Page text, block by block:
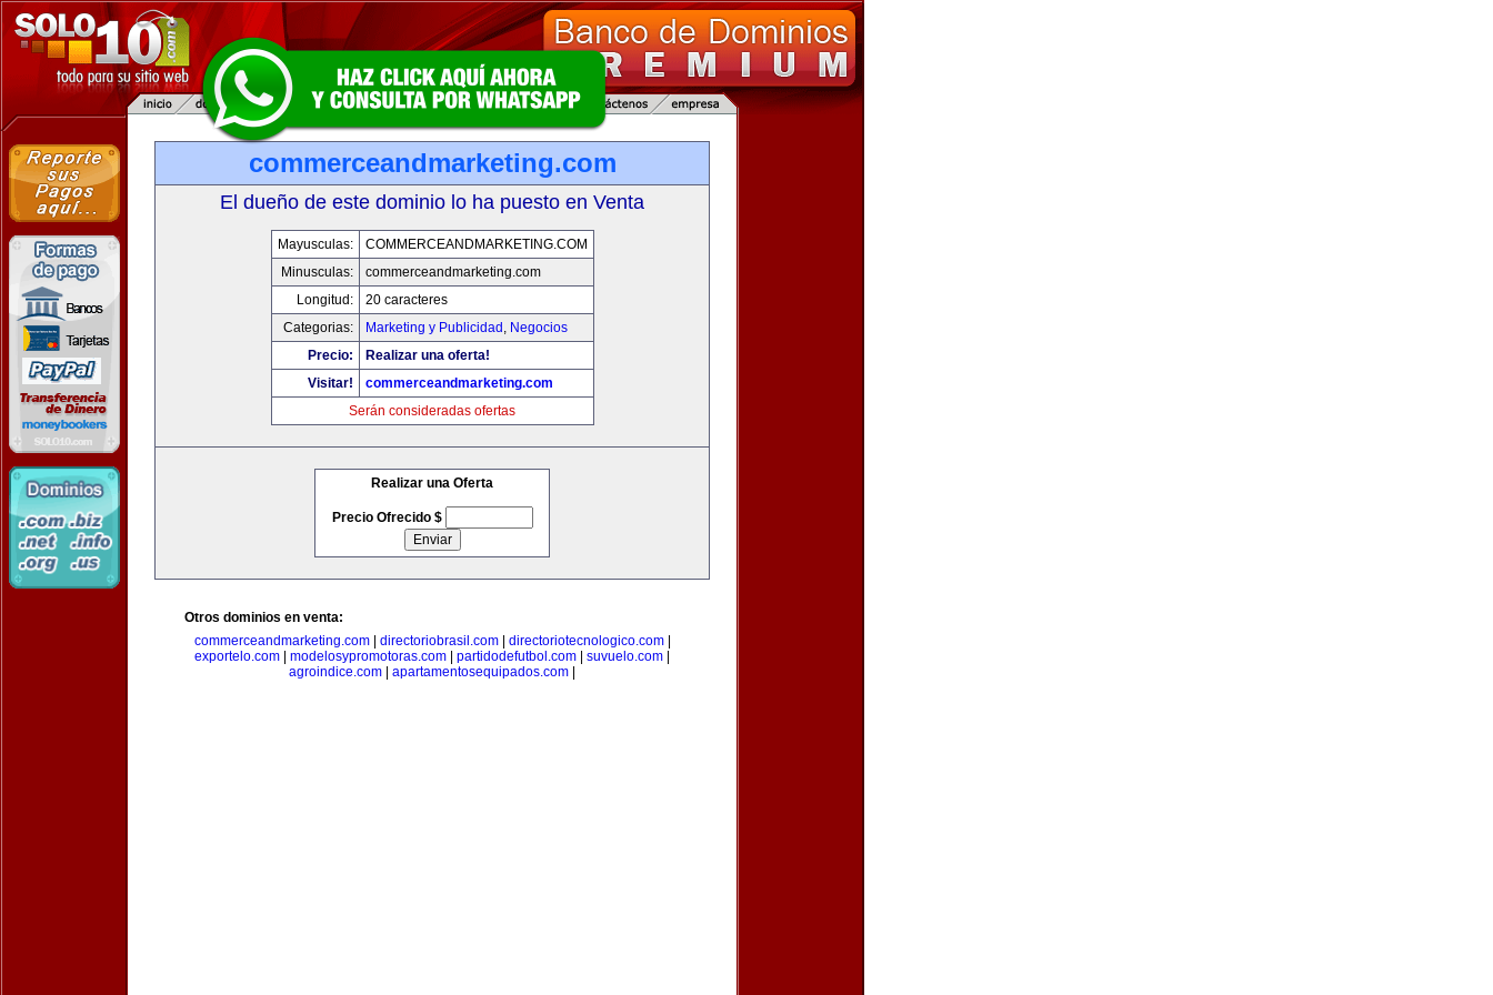
commerceandmarketing.com
El dueño de este dominio lo ha puesto en Venta
Mayusculas:
COMMERCEANDMARKETING.COM
Minusculas:
commerceandmarketing.com
Longitud:
20 caracteres
Categorias:
Marketing y Publicidad , Negocios
Precio:
Realizar una oferta!
Visitar!
commerceandmarketing.com
Serán consideradas ofertas
Realizar una Oferta
Precio Ofrecido $
Otros dominios en venta:
commerceandmarketing.com| directoriobrasil.com| directoriotecnologico.com|
exportelo.com
modelosypromotoras.com partidodefutbol.com suvuelo.com
agroindice.com
apartamentosequipados.com